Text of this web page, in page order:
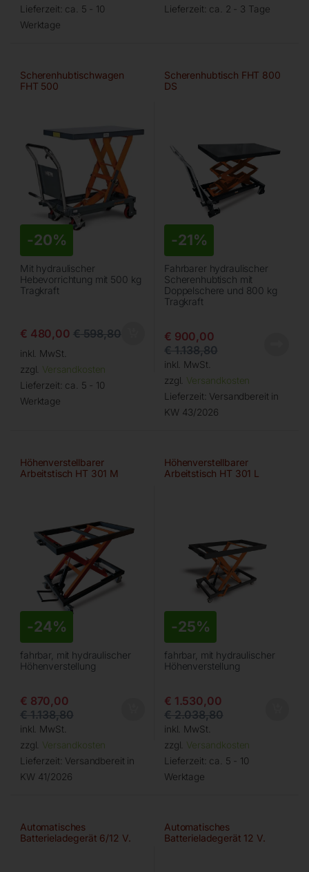
Lieferzeit: ca. 5 - 10
Werktage
Lieferzeit: ca. 2 - 3 Tage
Scherenhubtischwagen
FHT 500
-20%
Mit hydraulischer
Hebevorrichtung mit 500 kg
Tragkraft
€ 480,00 €598,80
inkl. MwSt.
zzgl. Versandkosten
Lieferzeit: ca. 5 - 10
Werktage
Scherenhubtisch FHT 800
DS
-21%
Fahrbarer hydraulischer
Scherenhubtisch mit
Doppelschere und 800 kg
Tragkraft
€ 900,00
€1.138,80
inkl. MwSt.
zzgl. Versandkosten
Lieferzeit: Versandbereit in
KW 43/2026
Höhenverstellbarer
Arbeitstisch HT 301 M
-24%
fahrbar, mit hydraulischer
Höhenverstellung
€ 870,00
€1.138,80
inkl. MwSt.
zzgl. Versandkosten
Lieferzeit: Versandbereit in
KW 41/2026
Höhenverstellbarer
Arbeitstisch HT 301 L
-25%
fahrbar, mit hydraulischer
Höhenverstellung
€ 1.530,00
€2.038,80
inkl. MwSt.
zzgl. Versandkosten
Lieferzeit: ca. 5 - 10
Werktage
Automatisches
Batterieladegerät 6/12 V.
Automatisches
Batterieladegerät 12 V.